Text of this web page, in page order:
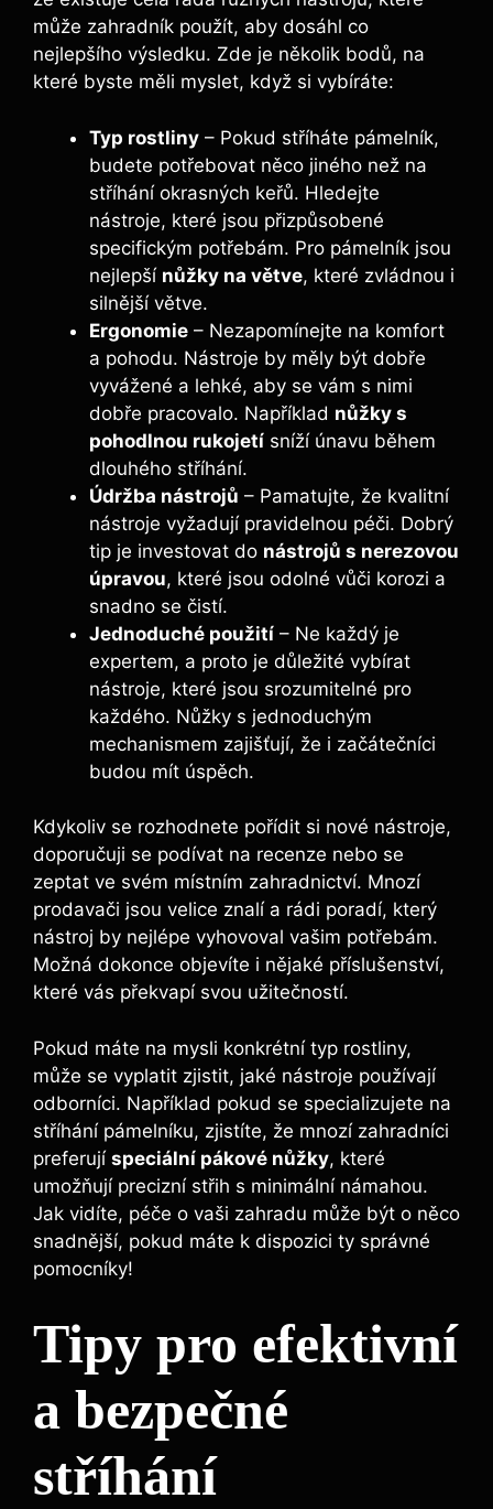
může zahradník použít, aby dosáhl co
nejlepšího výsledku. Zde je několik bodů, na
které byste měli myslet, když si vybíráte:
Typ rostliny – Pokud stříháte pámelník,
budete potřebovat něco jiného než na
stříhání okrasných keřů. Hledejte
nástroje, které jsou přizpůsobené
specifickým potřebám. Pro pámelník jsou
nejlepší nůžky na větve, které zvládnou i
silnější větve.
Ergonomie – Nezapomínejte na komfort
a pohodu. Nástroje by měly být dobře
vyvážené a lehké, aby se vám s nimi
dobře pracovalo. Například nůžky s
pohodlnou rukojetí sníží únavu během
dlouhého stříhání.
Údržba nástrojů – Pamatujte, že kvalitní
nástroje vyžadují pravidelnou péči. Dobrý
tip je investovat do nástrojů s nerezovou
úpravou, které jsou odolné vůči korozi a
snadno se čistí.
Jednoduché použití – Ne každý je
expertem, a proto je důležité vybírat
nástroje, které jsou srozumitelné pro
každého. Nůžky s jednoduchým
mechanismem zajišťují, že i začátečníci
budou mít úspěch.
Kdykoliv se rozhodnete pořídit si nové nástroje,
doporučuji se podívat na recenze nebo se
zeptat ve svém místním zahradnictví. Mnozí
prodavači jsou velice znalí a rádi poradí, který
nástroj by nejlépe vyhovoval vašim potřebám.
Možná dokonce objevíte i nějaké příslušenství,
které vás překvapí svou užitečností.
Pokud máte na mysli konkrétní typ rostliny,
může se vyplatit zjistit, jaké nástroje používají
odborníci. Například pokud se specializujete na
stříhání pámelníku, zjistíte, že mnozí zahradníci
preferují speciální pákové nůžky, které
umožňují precizní střih s minimální námahou.
Jak vidíte, péče o vaši zahradu může být o něco
snadnější, pokud máte k dispozici ty správné
pomocníky!
Tipy pro efektivní
a bezpečné
stříhání